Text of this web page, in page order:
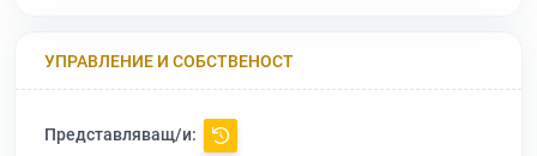
УПРАВЛЕНИЕ И СОБСТВЕНОСТ
Представляващ/и: